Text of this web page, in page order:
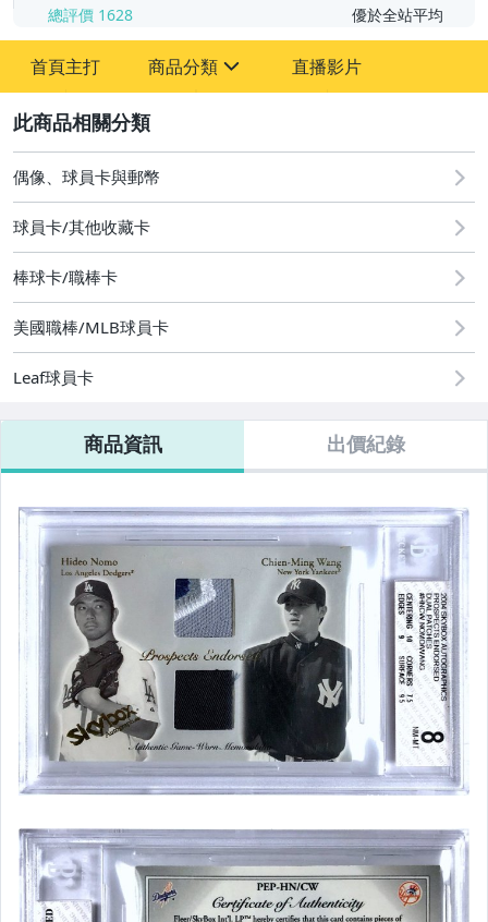
總評價 1628 優於全站平均
首頁主打 商品分類
成人專區
玩具、模型與公仔
直播影片
偶像、球員卡與郵幣
球員卡/其他收藏卡
棒球卡/職棒卡
美國職棒/MLB球員卡
Leaf球員卡
商品資訊 出價紀錄